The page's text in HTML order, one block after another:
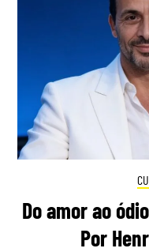
Do amor ao
Por